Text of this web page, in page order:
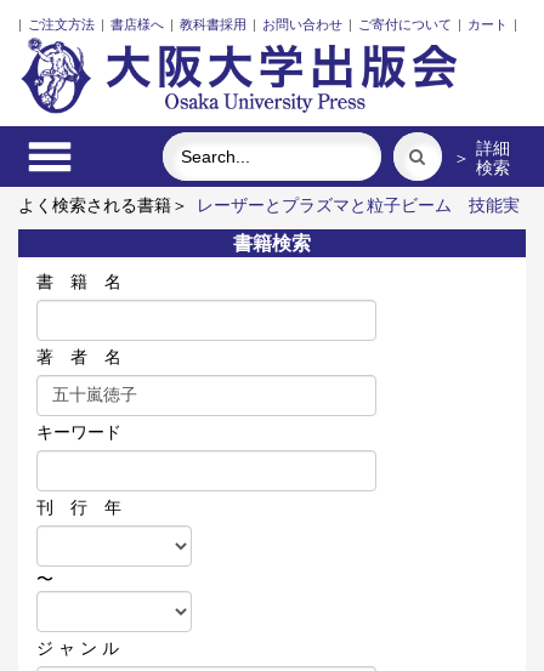
| ご注文方法 | 書店様へ | 教科書採用 | お問い合わせ | ご寄付について | カート |
＞ 詳細
検索
よく検索される書籍＞
レーザーとプラズマと粒子ビーム
技能実
習生と日本語のリアル
イラン立憲革命前夜の翻案文学
「力の
ある学校」の探究
新しい公共と市民社会の定量分析
ロシア
祈りの大地
書籍検索
書 籍 名
著 者 名
キーワード
刊 行 年
〜
ジ ャ ン ル